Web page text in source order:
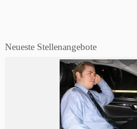
Neueste Stellenangebote